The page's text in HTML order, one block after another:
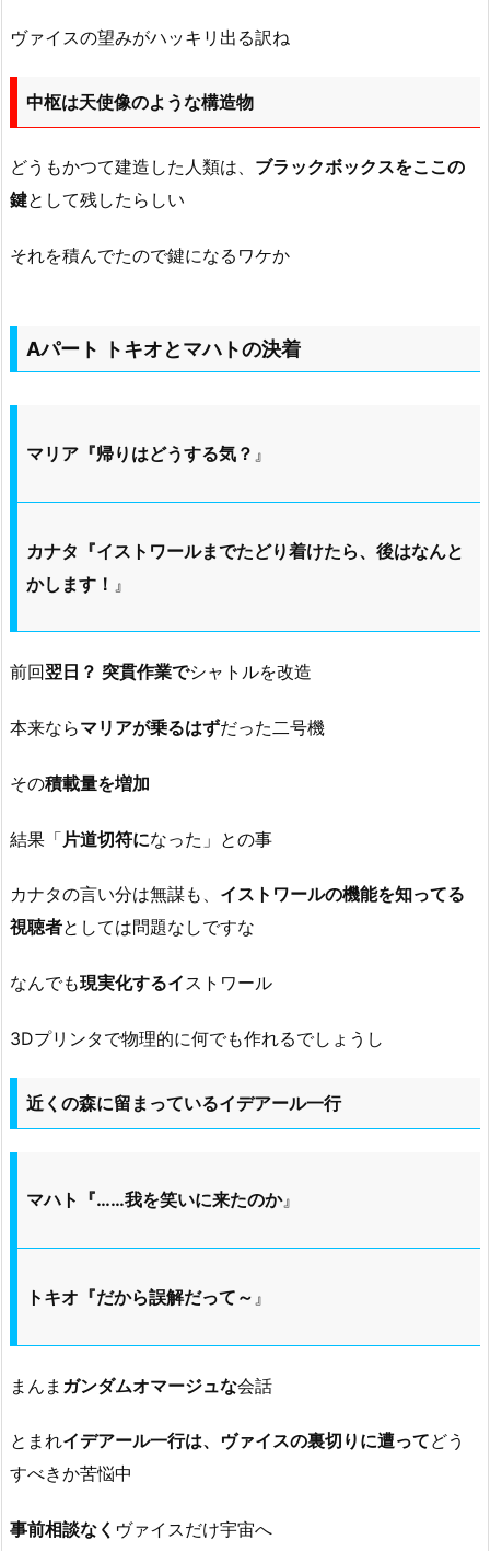
ヴァイスの望みがハッキリ出る訳ね
中枢は天使像のような構造物
どうもかつて建造した人類は、 ブラックボックスをここの
鍵として残したらしい
それを積んでたので鍵になるワケか
Aパート トキオとマハトの決着
マリア『帰りはどうする気？ 』
カナタ『イストワールまでたどり着けたら、後はなんと
かします！ 』
前回翌日？ 突貫作業でシャトルを改造
本来ならマリアが乗るはずだった二号機
その積載量を増加
結果「 片道切符になった」との事
カナタの言い分は無謀も、 イストワールの機能を知ってる
視聴者としては問題なしですな
なんでも現実化するイストワール
3Dプリンタで物理的に何でも作れるでしょうし
近くの森に留まっているイデアール一行
マハト『……我を笑いに来たのか』
トキオ『だから誤解だって～ 』
まんま ガンダムオマージュな会話
とまれイデアール一行は、ヴァイスの裏切りに遭ってどう
すべきか苦悩中
事前相談なく ヴァイスだけ宇宙へ